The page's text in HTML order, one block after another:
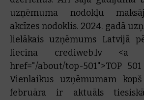
uzņēmuma nodokļu
akcīzes nodoklis. 2024. gadā
lielākais uzņēmums Latvijā
liecina crediweb.lv <a
href="/about/top-501">TOP
Vienlaikus uzņēmumam
februāra ir aktuāls